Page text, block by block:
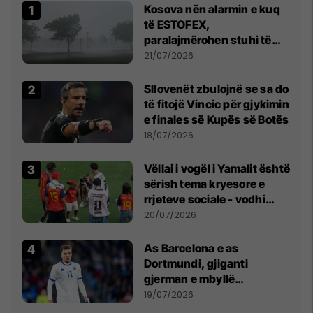
Kosova nën alarmin e kuq
të ESTOFEX,
paralajmërohen stuhi të
fuqishme me breshër dhe
21/07/2026
Sllovenët zbulojnë se sa do
të fitojë Vincic për gjykimin
e finales së Kupës së Botës
18/07/2026
Vëllai i vogël i Yamalit është
sërish tema kryesore e
rrjeteve sociale - vodhi
vëmendjen pas finales së
20/07/2026
As Barcelona e as
Dortmundi, gjiganti
gjerman e mbyllë
marrëveshjen për Fisnik
19/07/2026